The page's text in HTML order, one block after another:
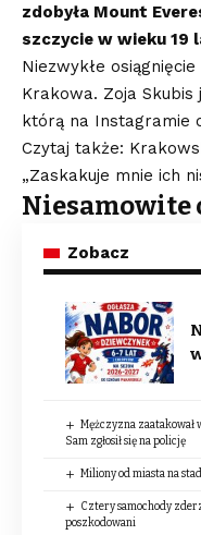
zdobyła Mount
szczycie w wieku 19
Niezwykłe
Krakowa. Zoja
którą na Instagramie
Czytaj także:
„Zaskakuje mnie ich
Niesamowite
Zobacz
Mężczyzna zaatakował
Sam zgłosił się na policję
Miliony od miasta na
Cztery samochody
poszkodowani